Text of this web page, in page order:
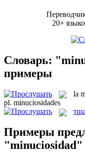
20+
Словарь:
примеры
la
pl. minuciosidades
Примеры
"minuciosidad"